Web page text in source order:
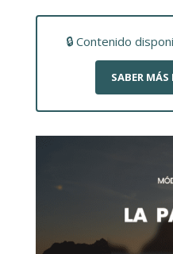
🔒 Contenido
SABER MÁS